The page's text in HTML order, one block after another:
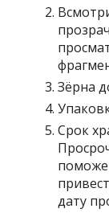
Зёрна
Срок
дату